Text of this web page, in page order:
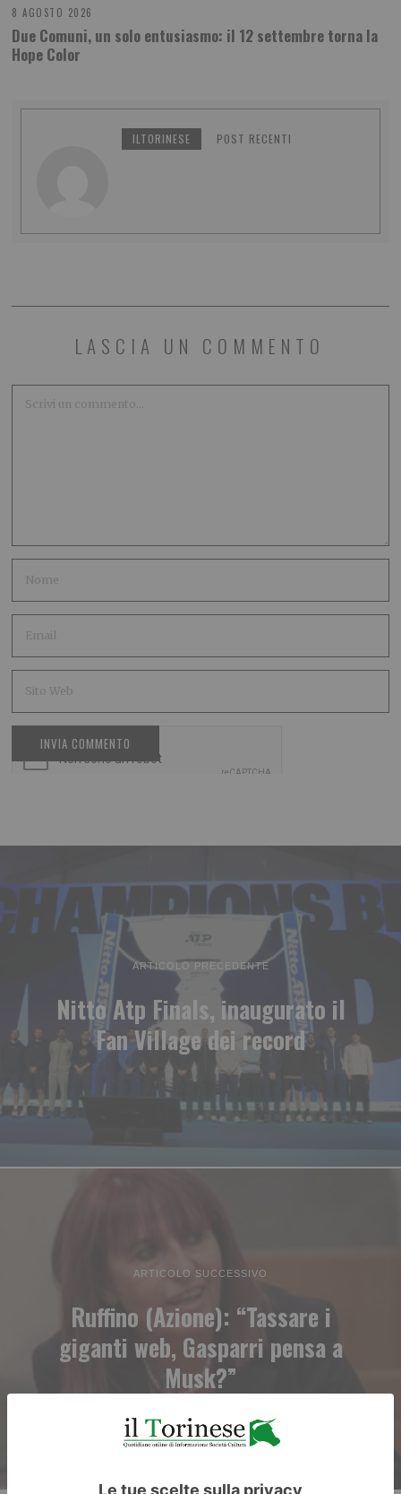
8 AGOSTO 2026
Due Comuni, un solo entusiasmo: il 12 settembre torna la
Hope Color
ILTORINESE POST RECENTI
LASCIA UN COMMENTO
ARTICOLO PRECEDENTE
Nitto Atp Finals, inaugurato il
Fan Village dei record
ARTICOLO SUCCESSIVO
Ruffino (Azione): “Tassare i
giganti web, Gasparri pensa a
Musk?”